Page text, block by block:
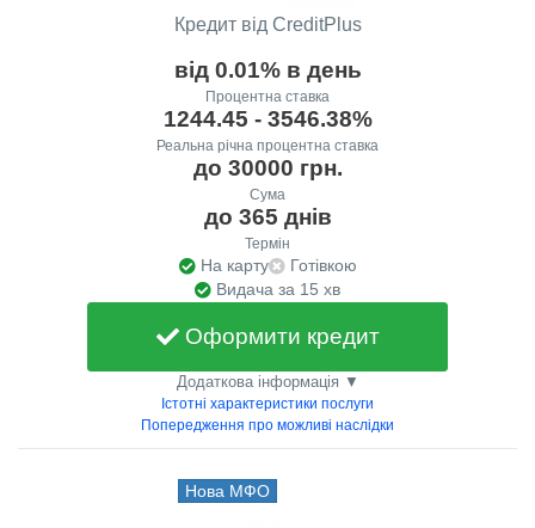
Кредит від CreditPlus
від 0.01% в день
Процентна ставка
1244.45 - 3546.38%
Реальна річна процентна ставка
до 30000 грн.
Сума
до 365 днів
Термін
На карту
Готівкою
Видача за 15 хв
Оформити кредит
Додаткова інформація ▼
Істотні характеристики послуги
Попередження про можливі наслідки
Нова МФО